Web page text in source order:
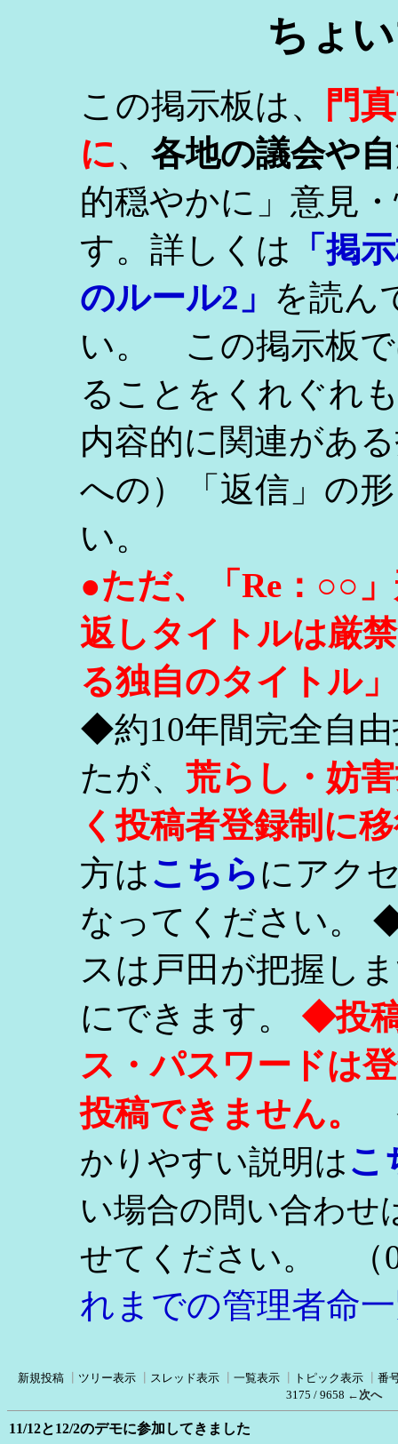
ちょ
この掲示板は、
門
に、 各地の議会や
的穏やかに」意見
す。詳しくは
「掲
のルール2」 を読ん
い。 この掲示板で
ることをくれぐれ
内容的に関連があ
への）「返信」の
い。
●ただ、「Re：○○
返しタイトルは厳
る独自のタイトル
◆約10年間完全自
たが、 荒らし・妨
く投稿者登録制に
方はこちらにアク
なってください。
スは戸田が把握し
にできます。 ◆投
ス・パスワードは
投稿できません。
かりやすい説明はこ
い場合の問い合わせ
せてください。
（
れまでの管理者命
新規投稿 ツリー表示 スレッド表示 一覧表示 トピック表示
番
3175 / 9658 ←次へ
11/12と12/2のデモに参加してきました